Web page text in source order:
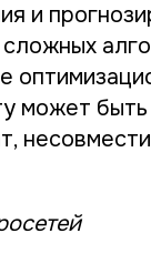
и
может